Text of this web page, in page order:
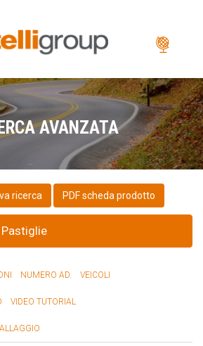
AVANZATA
PDF scheda prodotto
NUMERO AD. VEICOLI
VIDEO TUTORIAL